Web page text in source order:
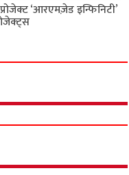
‘आरएमज़ेड इन्फिनिटी’